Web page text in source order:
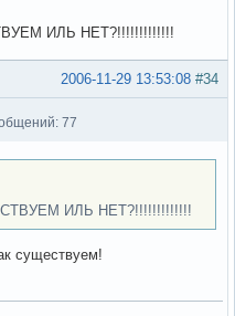
ИЛЬ НЕТ?!!!!!!!!!!!!!
#34
2006-11-29 13:53:08
77
ИЛЬ НЕТ?!!!!!!!!!!!!!
существуем!